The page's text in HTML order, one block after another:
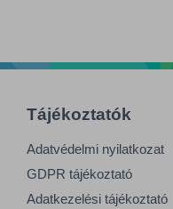
Tájékoztatók
Adatvédelmi nyilatkozat
GDPR tájékoztató
Adatkezelési tájékoztató